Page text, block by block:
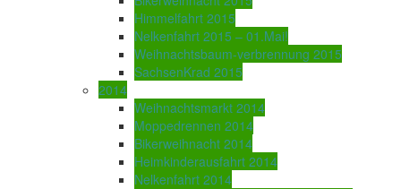
Himmelfahrt 2015
Nelkenfahrt 2015 – 01.Mai!
Weihnachtsbaum-verbrennung 2015
SachsenKrad 2015
2014
Weihnachtsmarkt 2014
Moppedrennen 2014
Bikerweihnacht 2014
Heimkinderausfahrt 2014
Nelkenfahrt 2014